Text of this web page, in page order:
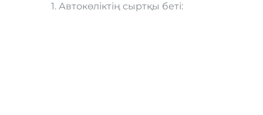
1. Автокөліктің сыртқы беті: